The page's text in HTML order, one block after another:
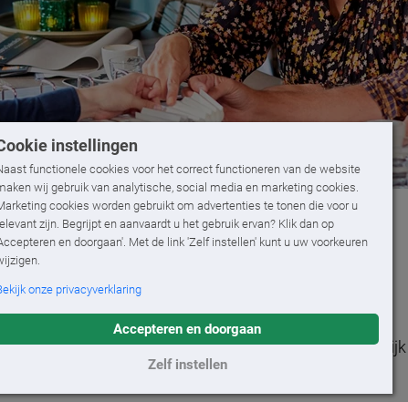
instellingen
functionele cookies voor het correct functioneren van de website
wij gebruik van analytische, social media en marketing cookies.
cookies worden gebruikt om advertenties te tonen die voor u
zijn. Begrijpt en aanvaardt u het gebruik ervan? Klik dan op
en doorgaan'. Met de link 'Zelf instellen' kunt u uw voorkeuren
onze privacyverklaring
Accepteren en doorgaan
Zelf instellen
Pagina niet gevonden
je zocht niet meer. Daarom land je op deze pagina.
met ons op. We helpen je graag verder.